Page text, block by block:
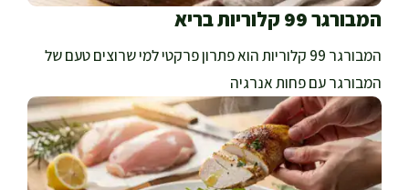
המבורגר 99 קלוריות בריא
המבורגר 99 קלוריות הוא פתרון פרקטי למי שרוצים טעם של
המבורגר עם פחות אנרגיה